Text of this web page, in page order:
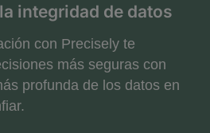
integridad de datos
con Precisely te
más seguras con
profunda de los datos en